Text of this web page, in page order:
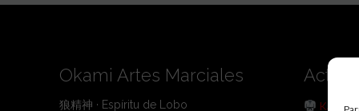
Okami Artes Marciales
狼精神 · Espíritu de Lobo
Karate